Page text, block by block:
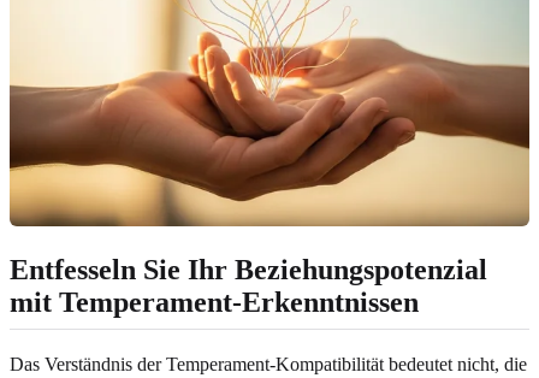
Entfesseln Sie Ihr Beziehungspotenzial
mit Temperament-Erkenntnissen
Das Verständnis der Temperament-Kompatibilität bedeutet nicht, die